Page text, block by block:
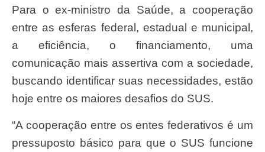
Para o ex-ministro da Saúde, a cooperação
entre as esferas federal, estadual e municipal,
a eficiência, o financiamento, uma
comunicação mais assertiva com a sociedade,
buscando identificar suas necessidades, estão
hoje entre os maiores desafios do SUS.
“A cooperação entre os entes federativos é um
pressuposto básico para que o SUS funcione